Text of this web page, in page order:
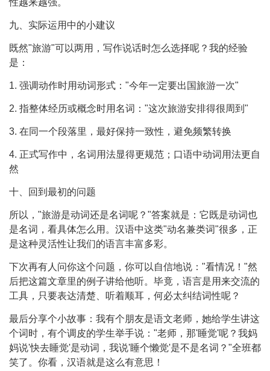
性越来越强。
九、实际运用中的小建议
既然"旅游"可以两用，写作说话时怎么选择呢？我的经验
是：
1. 强调动作时用动词形式："今年一定要出国旅游一次"
2. 指整体经历或概念时用名词："这次旅游安排得很周到"
3. 在同一个段落里，最好保持一致性，避免频繁转换
4. 正式写作中，名词用法显得更规范；口语中动词用法更自
然
十、回到最初的问题
所以，"旅游是动词还是名词呢？"答案就是：它既是动词也
是名词，看具体怎么用。汉语中这类"动名兼类词"很多，正
是这种灵活性让我们的语言丰富多彩。
下次再有人问你这个问题，你可以自信地说："看情况！"然
后把这篇文章里的例子讲给他听。毕竟，语言是用来交流的
工具，只要表达清楚、听着顺耳，何必太纠结词性呢？
最后分享个小故事：我有个朋友是语文老师，她给学生讲这
个词时，有个调皮的学生举手说："老师，那'睡觉'呢？我妈
妈说'快去睡觉'是动词，我说'睡个懒觉'是不是名词？"全班都
笑了。你看，汉语就是这么有意思！